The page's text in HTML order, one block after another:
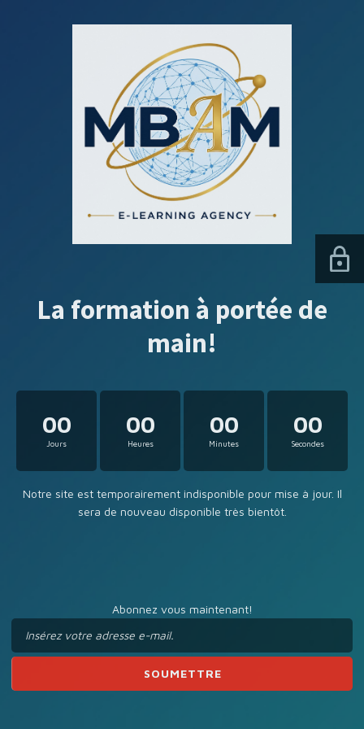
La formation à portée de
main!
00
Jours
00
Heures
00
Minutes
00
Secondes
Notre site est temporairement indisponible pour mise à jour. Il
sera de nouveau disponible très bientôt.
Abonnez vous maintenant!